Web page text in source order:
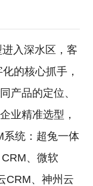
入深水区，客
的核心抓手，
产品的定位、
业精准选型，
系统：超兔一体
、微软
CRM、神州云